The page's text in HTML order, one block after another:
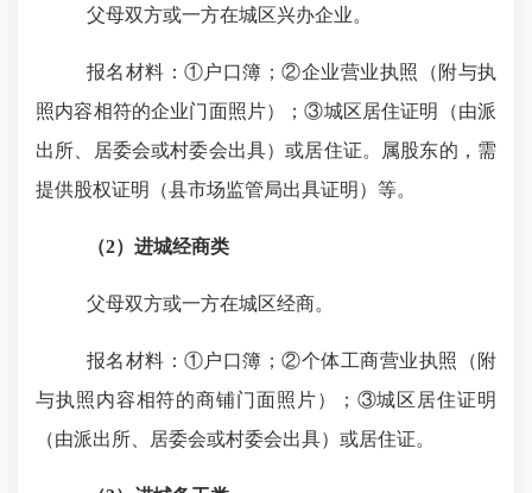
父母双方或一方在城区兴办企业。
报名材料 ：①户口簿；②企业营业执照（附与执
照内容相符的企业门面照片）；③城区居住证明（由派
出所、居委会或村委会出具）或居住证。属股东的，需
提供股权证明（县市场监管局出具证明）等。
（2）进城经商类
父母双方或一方在城区经商。
报名材料：①户口簿；②个体工商营业执照（附
与执照内容相符的商铺门面照片）；③城区居住证明
（由派出所、居委会或村委会出具）或居住证。